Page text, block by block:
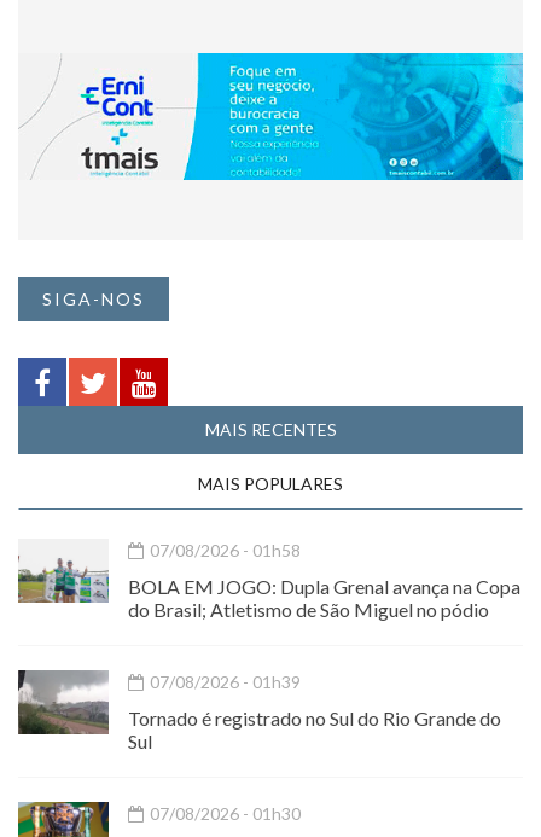
SIGA-NOS
MAIS RECENTES
MAIS POPULARES
07/08/2026 - 01h58
BOLA EM JOGO: Dupla Grenal avança na Copa
do Brasil; Atletismo de São Miguel no pódio
07/08/2026 - 01h39
Tornado é registrado no Sul do Rio Grande do
Sul
07/08/2026 - 01h30